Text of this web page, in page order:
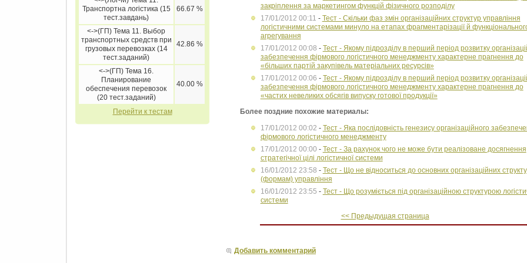
Транспортна логістика (15
тест.завдань)
66.67 %
<->(ГП) Тема 11. Выбор
транспортных средств при
грузовых перевозках (14
тест.заданий)
42.86 %
<->(ГП) Тема 16.
Планирование
обеспечения перевозок
(20 тест.заданий)
40.00 %
Перейти к тестам
закріплення за маркетингом функцій фізичного розподілу
17/01/2012 00:11 - Тест - Скільки фаз змін організаційних структур управління
логістичними системами минуло на етапах фрагментарізації й
агрегування
17/01/2012 00:08 - Тест - Якому підрозділу в перший період розвитку
забезпечення фірмового логістичного менеджменту характерне прагнення до
«більших партій закупівель матеріальних ресурсів»
17/01/2012 00:06 - Тест - Якому підрозділу в перший період розвитку
забезпечення фірмового логістичного менеджменту характерне прагнення до
«частих невеликих обсягів випуску готової продукції»
Более поздние похожие материалы:
17/01/2012 00:02 - Тест - Яка послідовність генезису організаційного
фірмового логістичного менеджменту
17/01/2012 00:00 - Тест - За рахунок чого не може бути реалізоване досягнення
стратегічної цілі логістичної системи
16/01/2012 23:58 - Тест - Що не відноситься до основних організаційних
(формам) управління
16/01/2012 23:55 - Тест - Що розуміється під організаційною структурою
системи
<< Предыдущая страница
Добавить комментарий